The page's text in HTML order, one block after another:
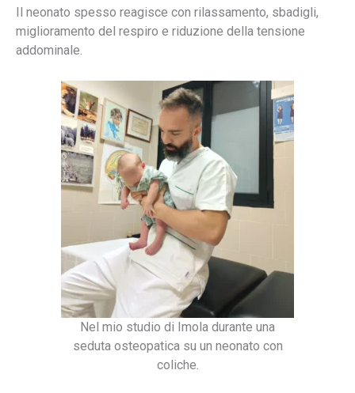
Il neonato spesso reagisce con rilassamento, sbadigli,
miglioramento del respiro e riduzione della tensione
addominale.
Nel mio studio di Imola durante una
seduta osteopatica su un neonato con
coliche.